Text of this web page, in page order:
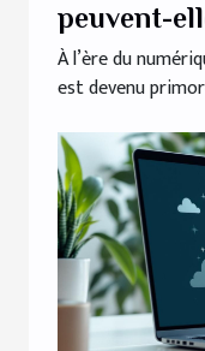
peuvent-
présence
À l’ère du
est devenu